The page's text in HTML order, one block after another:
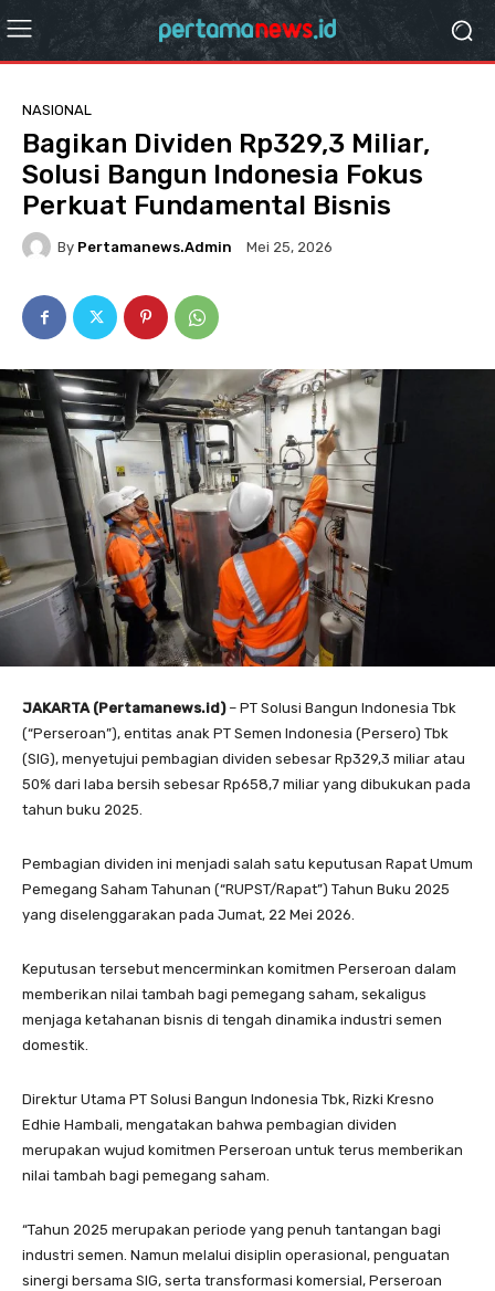
NASIONAL
Bagikan Dividen Rp329,3 Miliar,
Solusi Bangun Indonesia Fokus
Perkuat Fundamental Bisnis
By Pertamanews.admin Mei 25, 2026
JAKARTA (Pertamanews.id)– PT Solusi Bangun Indonesia Tbk
(“Perseroan”), entitas anak PT Semen Indonesia (Persero) Tbk
(SIG), menyetujui pembagian dividen sebesar Rp329,3 miliar atau
50% dari laba bersih sebesar Rp658,7 miliar yang dibukukan pada
tahun buku 2025.
Pembagian dividen ini menjadi salah satu keputusan Rapat Umum
Pemegang Saham Tahunan (“RUPST/Rapat”) Tahun Buku 2025
yang diselenggarakan pada Jumat, 22 Mei 2026.
Keputusan tersebut mencerminkan komitmen Perseroan dalam
memberikan nilai tambah bagi pemegang saham, sekaligus
menjaga ketahanan bisnis di tengah dinamika industri semen
domestik.
Direktur Utama PT Solusi Bangun Indonesia Tbk, Rizki Kresno
Edhie Hambali, mengatakan bahwa pembagian dividen
merupakan wujud komitmen Perseroan untuk terus memberikan
nilai tambah bagi pemegang saham.
“Tahun 2025 merupakan periode yang penuh tantangan bagi
industri semen. Namun melalui disiplin operasional, penguatan
sinergi bersama SIG, serta transformasi komersial, Perseroan